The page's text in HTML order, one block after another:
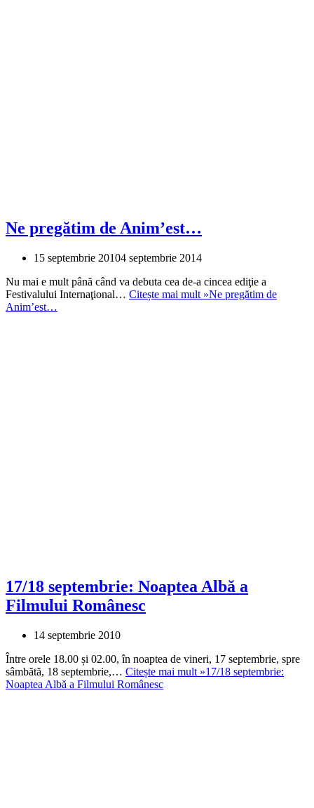
Ne pregătim de Anim’est…
15 septembrie 20104 septembrie 2014
Nu mai e mult până când va debuta cea de-a cincea ediţie a
Festivalului Internaţional… Citește mai mult »Ne pregătim de
Anim’est…
17/18 septembrie: Noaptea Albă a
Filmului Românesc
14 septembrie 2010
Între orele 18.00 și 02.00, în noaptea de vineri, 17 septembrie, spre
sâmbătă, 18 septembrie,… Citește mai mult »17/18 septembrie:
Noaptea Albă a Filmului Românesc